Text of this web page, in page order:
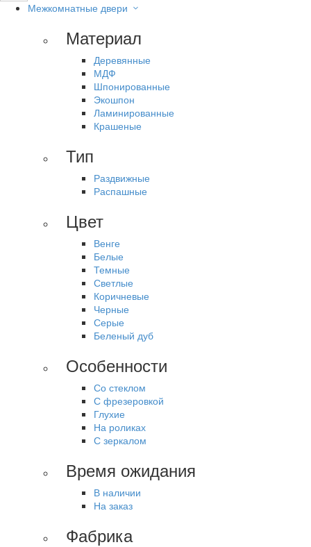
Межкомнатные двери
Материал
Деревянные
МДФ
Шпонированные
Экошпон
Ламинированные
Крашеные
Тип
Раздвижные
Распашные
Цвет
Венге
Белые
Темные
Светлые
Коричневые
Черные
Серые
Беленый дуб
Особенности
Со стеклом
С фрезеровкой
Глухие
На роликах
С зеркалом
Время ожидания
В наличии
На заказ
Фабрика